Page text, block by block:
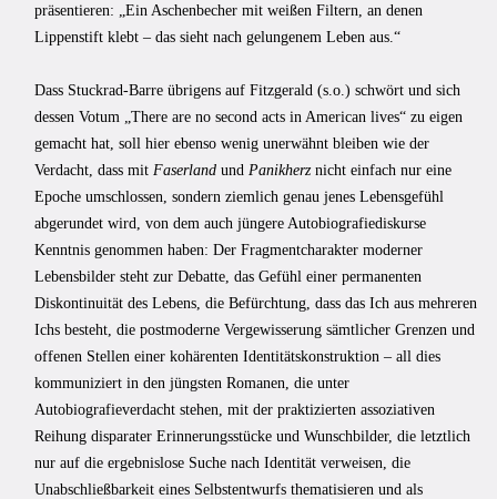
präsentieren: „Ein Aschenbecher mit weißen Filtern, an denen
Lippenstift klebt – das sieht nach gelungenem Leben aus.“
Dass Stuckrad-Barre übrigens auf Fitzgerald (s.o.) schwört und sich
dessen Votum „There are no second acts in American lives“ zu eigen
gemacht hat, soll hier ebenso wenig unerwähnt bleiben wie der
Verdacht, dass mit Faserland und Panikherz nicht einfach nur eine
Epoche umschlossen, sondern ziemlich genau jenes Lebensgefühl
abgerundet wird, von dem auch jüngere Autobiografiediskurse
Kenntnis genommen haben: Der Fragmentcharakter moderner
Lebensbilder steht zur Debatte, das Gefühl einer permanenten
Diskontinuität des Lebens, die Befürchtung, dass das Ich aus mehreren
Ichs besteht, die postmoderne Vergewisserung sämtlicher Grenzen und
offenen Stellen einer kohärenten Identitätskonstruktion – all dies
kommuniziert in den jüngsten Romanen, die unter
Autobiografieverdacht stehen, mit der praktizierten assoziativen
Reihung disparater Erinnerungsstücke und Wunschbilder, die letztlich
nur auf die ergebnislose Suche nach Identität verweisen, die
Unabschließbarkeit eines Selbstentwurfs thematisieren und als